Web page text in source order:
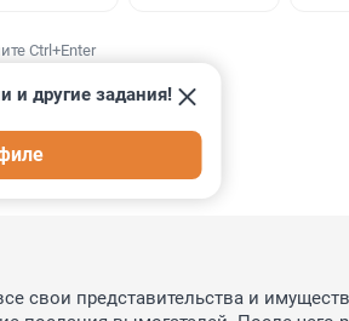
Ctrl+Enter
и другие задания!
свои представительства и